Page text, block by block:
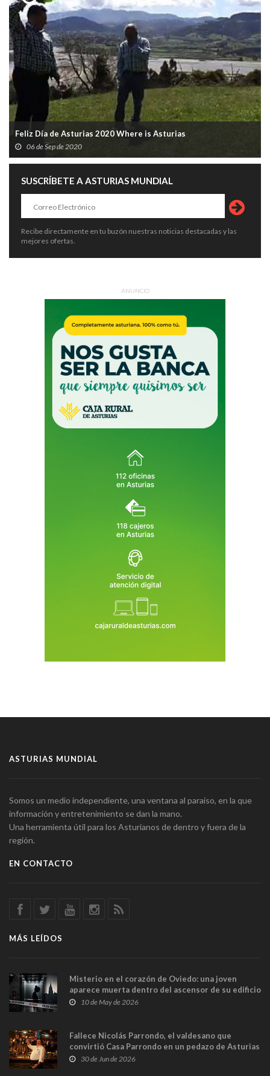
Feliz Día de Asturias 2020 Where is Asturias
06 de Sep de 2020
SUSCRÍBETE A ASTURIAS MUNDIAL
Recibe directamente en tu buzón nuestras noticias destacadas y las
mejores ofertas.
ANUNCIO
ASTURIAS MUNDIAL
Somos un medio independiente, una ventana al paraíso, en la que
información y entretenimiento se dan la mano.
Una herramienta útil para los Asturianos de dentro y fuera de la
región.
EN CONTACTO
MÁS LEÍDOS
Misterio en el corazón de Oviedo: una joven
aparece muerta dentro del ascensor de su edificio
y las cámaras captan sus últimos minutos
10 de May de 2026
Fallece Nicolás Parrondo, el valdesano que
convirtió Casa Parrondo en un pedazo de Asturias
en Madrid
30 de Jun de 2026